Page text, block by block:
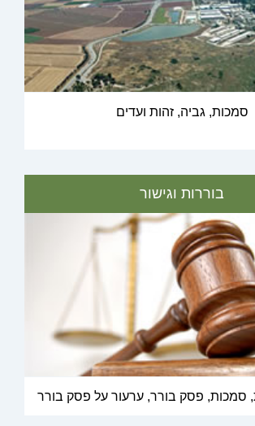
סמכות, גביה, זהות ועדים
בוררות וגישור
סמכות, פסק בורר, ערעור על פסק בורר